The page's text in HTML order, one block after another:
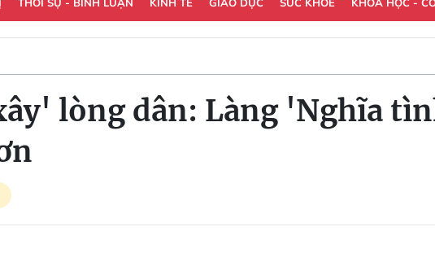
lòng dân: Làng 'Nghĩa